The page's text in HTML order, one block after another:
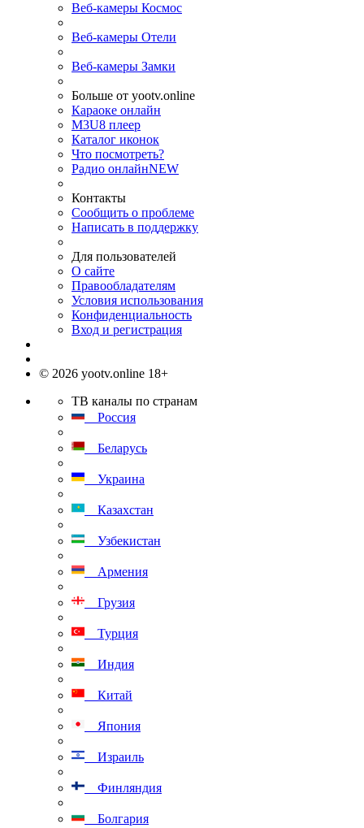
Веб-камеры Космос
Веб-камеры Отели
Веб-камеры Замки
Больше от yootv.online
Караоке онлайн
M3U8 плеер
Каталог иконок
Что посмотреть?
Радио онлайнNEW
Контакты
Сообщить о проблеме
Написать в поддержку
Для пользователей
О сайте
Правообладателям
Условия использования
Конфиденциальность
Вход и регистрация
© 2026 yootv.online 18+
ТВ каналы по странам
Россия
Беларусь
Украина
Казахстан
Узбекистан
Армения
Грузия
Турция
Индия
Китай
Япония
Израиль
Финляндия
Болгария